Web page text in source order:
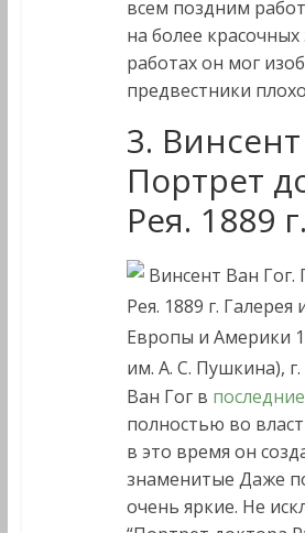
всем поздним
на более красочных
работах он мог
предвестники
3.
Портрет
Рея. 1889 г.
Винсент Ван Гог.
Рея. 1889 г. Галерея
Европы и Америки
им. А. С. Пушкина),
Ван Гог в
полностью во
в это время он
знаменитые Даже
очень яркие. Не